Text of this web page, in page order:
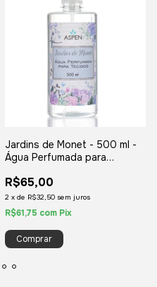
Jardins de Monet - 500 ml -
Água Perfumada para
R$65,00
2 x de R$32,50 sem juros
R$61,75 com Pix